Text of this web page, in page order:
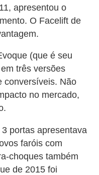
apresentou o
O Facelift de
(que é seu
três versões
conversíveis. Não
no mercado,
portas apresentava
faróis com
choques também
de 2015 foi